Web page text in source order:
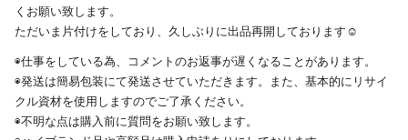
くお願い致します。
ただいま片付けをしており、久しぶりに出品再開しております☺️
◉仕事をしている為、コメントのお返事が遅くなることがあります。
◉発送は簡易包装にて発送させていただきます。また、基本的にリサイ
クル資材を使用しますのでご了承ください。
◉不明な点は購入前に質問をお願い致します。